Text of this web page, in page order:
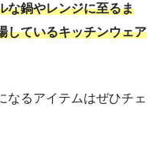
な鍋やレンジに至るま
しているキッチンウェア
なるアイテムはぜひチェ